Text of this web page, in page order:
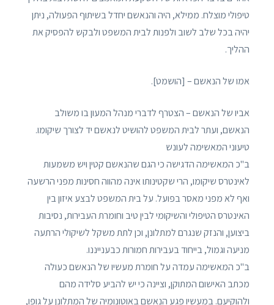
טיפולי מוצלח. ממילא, היה והנאשם יחדל בשיתוף הפעולה, ניתן
יהיה בכל שלב לשוב ולפנות לבית המשפט ולבקש להפסיק את
ההליך.
אמו של הנאשם – [הושמט].
אביו של הנאשם – הצטרף לדברי מנהל המעון בו משולב
הנאשם, ועתר לבית המשפט להושיט לנאשם יד לצורך שיקומו.
טיעוני המאשימה לעונש
ב"כ המאשימה הדגישה כי הגם שהנאשם קטין ויש משמעות
לאינטרס שיקומו, הרי שקטינותו אינה מהווה חסינות מפני הרשעה
ואף לא מפני מאסר בפועל. על בית המשפט לבצע איזון בין
האינטרס הטיפולי והשיקומי לבין טיב וחומרת העבירות, נסיבות
ביצוען, והנזק שנגרם למתלונן, וכן לתת משקל לשיקולי הרתעה
מניעה וגמול, בייחוד בעבירות חמורות כבענייננו.
ב"כ המאשימה עמדה על חומרת מעשיו של הנאשם כעולה
מכתב האישום המתוקן, וציינה כי יש להביע סלידה מהם
ולהוקיעם. במעשיו פגע הנאשם באוטונומיה של המתלונן על גופו,